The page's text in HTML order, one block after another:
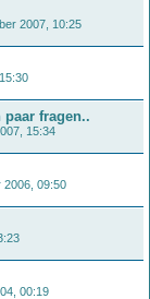
2007, 10:25
fragen..
15:34
2006, 09:50
00:19